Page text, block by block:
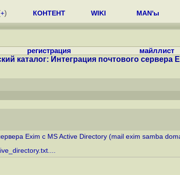
+) КОНТЕНТ WIKI MAN'ы
регистрация майллист
каталог: Интеграция почтового сервера
Exim c MS Active Directory (mail exim samba